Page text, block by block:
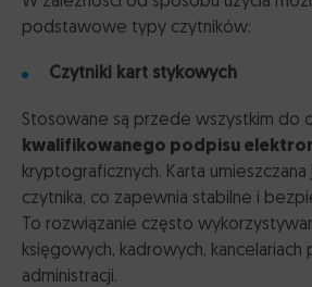
podstawowe typy czytników:
Czytniki kart stykowych
Stosowane są przede wszystkim do
kwalifikowanego podpisu
kryptograficznych. Karta
czytnika, co zapewnia stabilne i
To rozwiązanie często
księgowych, kadrowych, kancelariach
administracji.